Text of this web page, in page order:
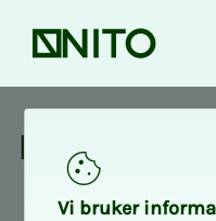
Forsiden
Lønn og
Lønn og
Vi bru­­­ker